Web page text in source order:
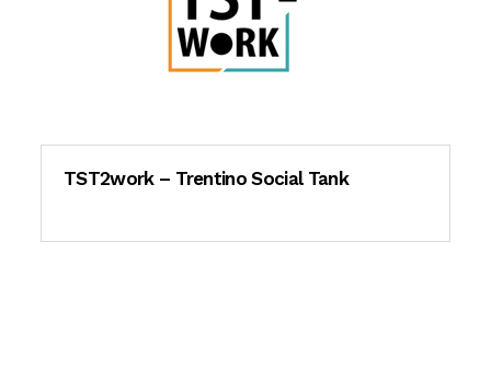
TST2work – Trentino Social Tank